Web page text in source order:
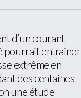
d’un courant
pourrait entraîner
extrême en
des centaines
une étude